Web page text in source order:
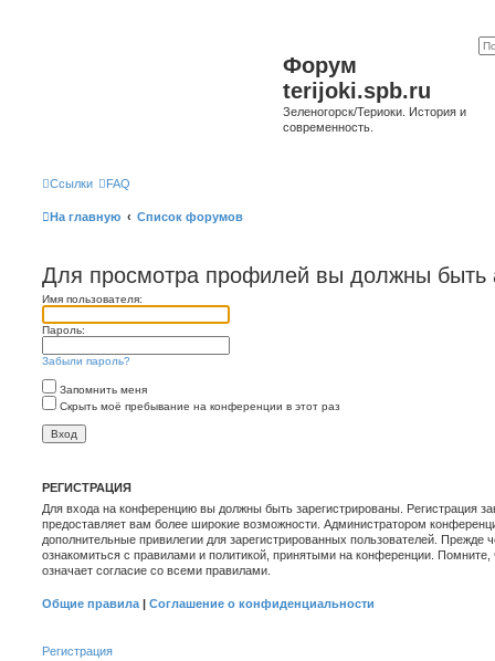
Форум
terijoki.spb.ru
Зеленогорск/Териоки. История и
современность.
Ссылки FAQ
На главную Список форумов
Для просмотра профилей вы должны быть
Имя пользователя:
Пароль:
Забыли пароль?
Запомнить меня
Скрыть моё пребывание на конференции в этот раз
РЕГИСТРАЦИЯ
Для входа на конференцию вы должны быть зарегистрированы. Регистрация
предоставляет вам более широкие возможности. Администратором
дополнительные привилегии для зарегистрированных пользователей. Прежде
ознакомиться с правилами и политикой, принятыми на конференции.
означает согласие со всеми правилами.
Общие правила | Соглашение о конфиденциальности
Регистрация